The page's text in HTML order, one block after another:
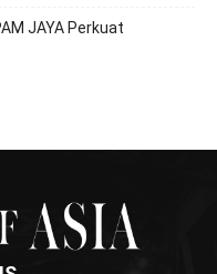
JAYA Perkuat